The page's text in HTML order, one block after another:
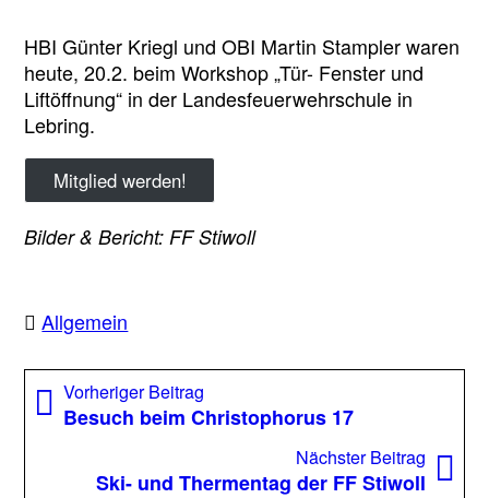
HBI Günter Kriegl und OBI Martin Stampler waren
heute, 20.2. beim Workshop „Tür- Fenster und
Liftöffnung“ in der Landesfeuerwehrschule in
Lebring.
Mitglied werden!
Bilder & Bericht: FF Stiwoll
Allgemein
Beitragsnavigation
Vorheriger Beitrag
Beitrag:
Besuch beim Christophorus 17
Nächster Beitrag
Ski- und Thermentag der FF Stiwoll